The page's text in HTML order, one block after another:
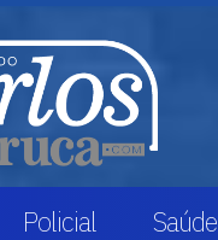
Policial Saúde